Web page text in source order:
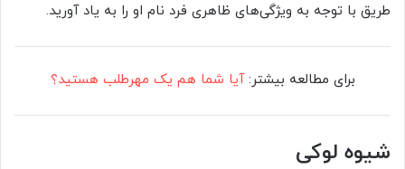
طریق با توجه به ویژگی‌های ظاهری فرد نام او را به یاد آورید.
برای مطالعه بیشتر:آیا شما هم یک مهرطلب هستید؟
شیوه لوکی